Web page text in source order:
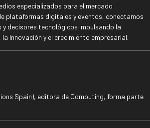
especializados para el mercado
plataformas digitales y eventos, conectamos
decisores tecnológicos impulsando la
Innovación y el crecimiento empresarial.
Spain), editora de Computing, forma parte